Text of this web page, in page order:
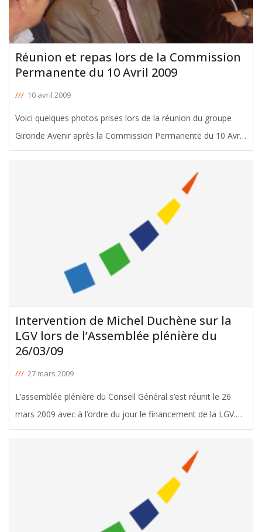
Réunion et repas lors de la Commission
Permanente du 10 Avril 2009
/// 10 avril 2009
Voici quelques photos prises lors de la réunion du groupe
Gironde Avenir après la Commission Permanente du 10 Avril
09. Cette réunion de travail fut suivie d’un repas en
compagnie d’Alain Juppé au Bistro du Sommelier. [gallery
Intervention de Michel Duchène sur la
LGV lors de l’Assemblée plénière du
26/03/09
/// 27 mars 2009
L’assemblée plénière du Conseil Général s’est réunit le 26
mars 2009 avec à l’ordre du jour le financement de la LGV.
Ci-après l’intervention intégrale de Michel Duchène pour le
groupe Gironde Avenir : Financement de la L. G. V.